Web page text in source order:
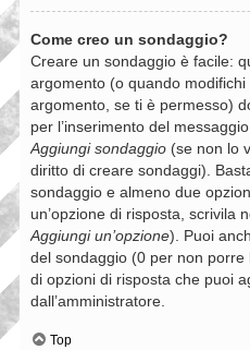
Come creo un sondaggio?
Creare un sondaggio è facile:
argomento (o quando
argomento, se ti è permesso)
per l’inserimento del
Aggiungi sondaggio (se non lo
diritto di creare sondaggi).
sondaggio e almeno due
un’opzione di risposta, scrivila
Aggiungi un’opzione). Puoi
del sondaggio (0 per non porre
di opzioni di risposta che puoi
dall’amministratore.
Top